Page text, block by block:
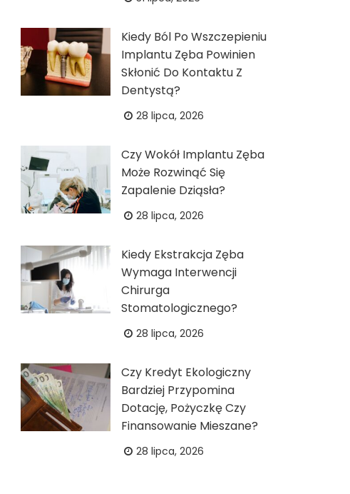
Kiedy Ból Po Wszczepieniu
Implantu Zęba Powinien
Skłonić Do Kontaktu Z
Dentystą?
28 lipca, 2026
Czy Wokół Implantu Zęba
Może Rozwinąć Się
Zapalenie Dziąsła?
28 lipca, 2026
Kiedy Ekstrakcja Zęba
Wymaga Interwencji
Chirurga
Stomatologicznego?
28 lipca, 2026
Czy Kredyt Ekologiczny
Bardziej Przypomina
Dotację, Pożyczkę Czy
Finansowanie Mieszane?
28 lipca, 2026